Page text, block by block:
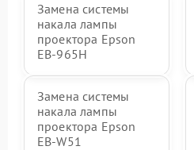
Замена системы
накала лампы
проектора Epson
EB-965H
Замена системы
накала лампы
проектора Epson
EB-W51